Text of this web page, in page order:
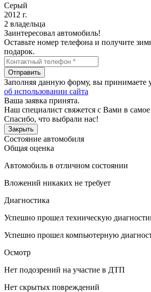
Серый
2012 г.
2 владельца
Заинтересовал автомобиль!
Оставьте номер телефона и получите
подарок.
Отправить
Заполняя данную форму, вы принимаете
об использовании сайта
Ваша заявка принята.
Наш специалист свяжется с Вами в
Спасибо, что выбрали нас!
Закрыть
Состояние автомобиля
Общая оценка
Автомобиль в отличном состоянии
Вложений никаких не требует
Диагностика
Успешно прошел техническую
Успешно прошел компьютерную
Осмотр
Нет подозрений на участие в ДТП
Нет скрытых повреждений